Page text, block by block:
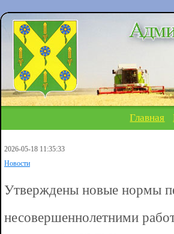
Главная
2026-05-18 11:35:33
Новости
Утверждены новые нормы
несовершеннолетними